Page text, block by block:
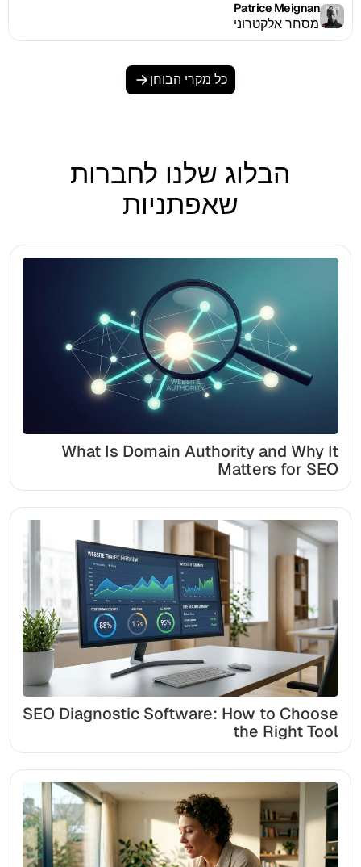
Patrice Meignan
מסחר אלקטרוני
כל מקרי הבוחן
הבלוג שלנו לחברות
שאפתניות
What Is Domain Authority and Why It
Matters for SEO
SEO Diagnostic Software: How to Choose
the Right Tool